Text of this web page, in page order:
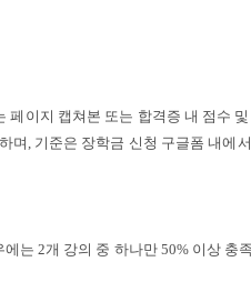
페이지 캡쳐본 또는 합격증 내 점수
며, 기준은 장학금 신청 구글폼 내에
에는 2개 강의 중 하나만50% 이상 충